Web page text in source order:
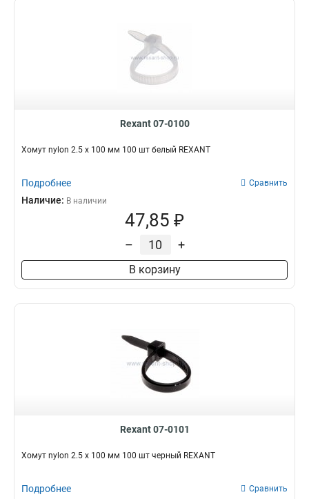
Rexant 07-0100
Хомут nylon 2.5 х 100 мм 100 шт белый REXANT
Подробнее Сравнить
Наличие: В наличии
47,85 ₽
– +
В корзину
Rexant 07-0101
Хомут nylon 2.5 х 100 мм 100 шт черный REXANT
Подробнее Сравнить